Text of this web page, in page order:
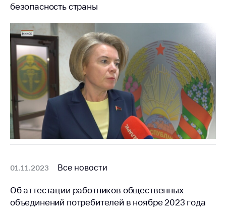
Общественное
обсуждение
проектов
Маркировка
товаров
Упрощение условий
ведения бизнеса
Рекомендации по
предотвращению
распространения
общественного
обслуживания
безопасность страны
01.11.2023 Все новости
Об аттестации работников общественных
объединений потребителей в ноябре 2023 года